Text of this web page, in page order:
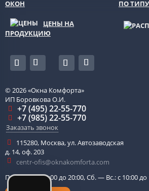
ОКОН
ПО
ЦЕНЫ НА
ПРОДУКЦИЮ
© 2026«Окна Комфорта»
ИП Боровкова О.И.
+7 (495) 22-55-770
+7 (985) 22-55-770
Заказать звонок
115280, Москва,ул. Автозаводская
д. 14, оф. 203
centr-ofis@oknakomforta.com
Пн. — Пт.: с 10:00 до 20:00, Сб. — Вс.: с 10:00 до